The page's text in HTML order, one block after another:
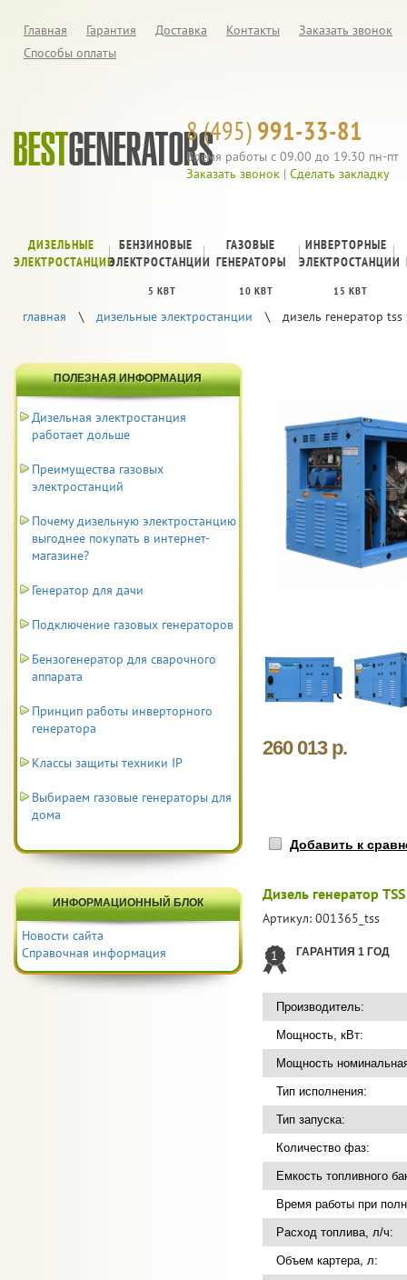
Главная Гарантия Доставка Контакты
Заказать звонок
Способы оплаты
8 (495)991-33-81
Время работы с 09.00 до 19.30 пн-пт
Заказать звонок | Сделать закладку
ДИЗЕЛЬНЫЕ
ЭЛЕКТРОСТАНЦИИ
5 КВТ 10 КВТ 15 КВТ
БЕНЗИНОВЫЕ
ЭЛЕКТРОСТАНЦИИ
ГАЗОВЫЕ
ГЕНЕРАТОРЫ
ИНВЕРТОРНЫЕ
ЭЛЕКТРОСТАНЦИИ
главная \ дизельные электростанции \ дизель генератор
260 013 р.
Добавить к
Дизель генератор
Артикул: 001365_tss
1 ГАРАНТИЯ 1 ГОД
Производитель:
Мощность, кВт:
Мощность
Тип исполнения:
Тип запуска:
Количество фаз:
Емкость топливного
Время работы при
Расход топлива, л/ч:
Объем картера, л:
ПОЛЕЗНАЯ ИНФОРМАЦИЯ
Дизельная электростанция
работает дольше
Преимущества газовых
электростанций
Почему дизельную электростанцию
выгоднее покупать в интернет-
магазине?
Генератор для дачи
Подключение газовых генераторов
Бензогенератор для сварочного
аппарата
Принцип работы инверторного
генератора
Классы защиты техники IP
Выбираем газовые генераторы для
дома
ИНФОРМАЦИОННЫЙ БЛОК
Новости сайта
Справочная информация